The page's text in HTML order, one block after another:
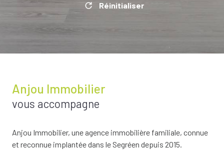
Réinitialiser
Anjou Immobilier
vous accompagne
Anjou Immobilier, une agence immobilière familiale, connue
et reconnue implantée dans le Segréen depuis 2015.